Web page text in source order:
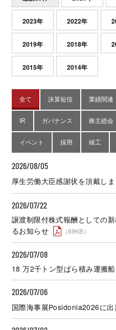
2026/08/05
厚生労働大臣感謝状を頂戴し
2026/07/22
譲渡制限付株式報酬としての
るお知らせ
（69KB）
2026/07/08
18 万2千トン型ばら積み運搬
2026/07/06
国際海事展Posidonia2026に出